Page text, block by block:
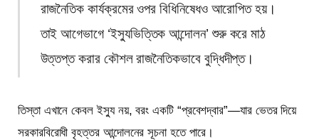
রাজনৈতিক কার্যক্রমের ওপর বিধিনিষেধও আরোপিত হয়।
তাই আগেভাগে ‘ইস্যুভিত্তিক আন্দোলন’ শুরু করে মাঠ
উত্তপ্ত করার কৌশল রাজনৈতিকভাবে বুদ্ধিদীপ্ত।
তিস্তা এখানে কেবল ইস্যু নয়, বরং একটি “প্রবেশদ্বার”—যার ভেতর দিয়ে
সরকারবিরোধী বৃহত্তর আন্দোলনের সূচনা হতে পারে।